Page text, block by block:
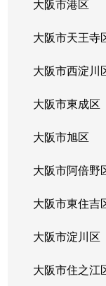
大阪市港区
大阪市天王寺
大阪市西淀川
大阪市東成区
大阪市旭区
大阪市阿倍野
大阪市東住吉
大阪市淀川区
大阪市住之江